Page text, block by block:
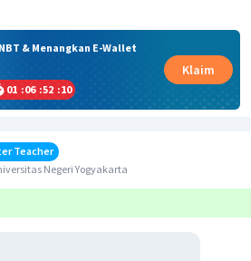
& Menangkan E-Wallet
01 :06 :52 :10
Klaim
Teacher
Negeri Yogyakarta